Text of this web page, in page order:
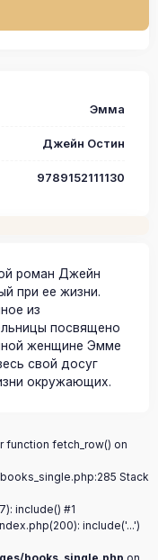
Эмма
Джейн Остин
9789152111130
роман Джейн
при ее жизни.
из
посвящено
женщине Эмме
свой досуг
окружающих.
function fetch_row() on
Stack
include() #1
include('...')